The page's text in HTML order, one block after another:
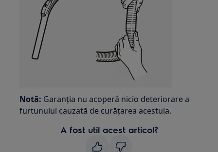
Notă: Garanția nu acoperă nicio deteriorare a
furtunului cauzată de curățarea acestuia.
A fost util acest articol?